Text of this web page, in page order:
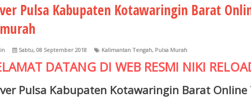
Pulsa Kabupaten Kotawaringin Barat
Sabtu, 08 September 2018 Kalimantan Tengah, Pulsa Murah
DATANG DI WEB RESMI NIKI
Pulsa Kabupaten Kotawaringin Barat